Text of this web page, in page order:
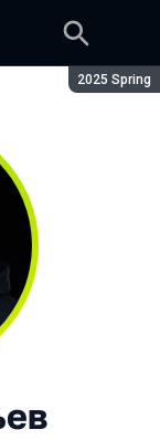
Сезон:
2025 Spring